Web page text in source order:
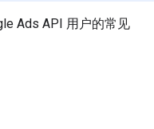
Ads API 用户的常见